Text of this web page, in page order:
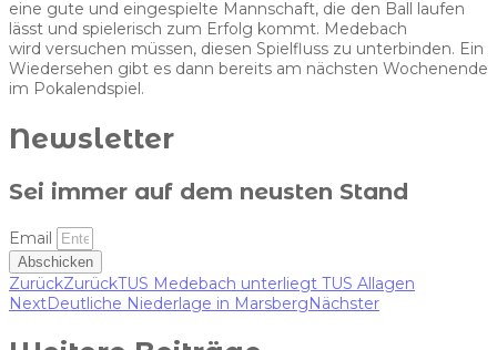
eine gute und eingespielte Mannschaft, die den Ball laufen
lässt und spielerisch zum Erfolg kommt. Medebach
wird versuchen müssen, diesen Spielfluss zu unterbinden. Ein
Wiedersehen gibt es dann bereits am nächsten Wochenende
im Pokalendspiel.
Newsletter
Sei immer auf dem neusten Stand
Email
Abschicken
ZurückZurückTUS Medebach unterliegt TUS Allagen
NextDeutliche Niederlage in MarsbergNächster